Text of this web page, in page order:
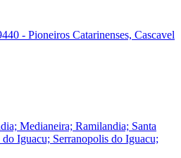
- Pioneiros Catarinenses, Cascavel
Medianeira; Ramilandia; Santa
Iguacu; Serranopolis do Iguacu;